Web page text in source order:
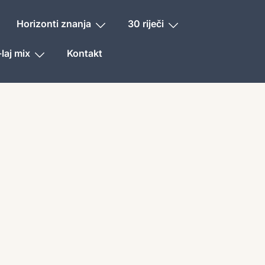
Horizonti znanja 30 riječi
mix Kontakt